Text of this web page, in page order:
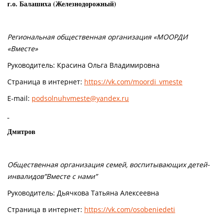
г.о. Балашиха (Железнодорожный)
Региональная общественная организация «МООРДИ
«Вместе»
Руководитель: Красина Ольга Владимировна
Страница в интернет: https://vk.com/moordi_vmeste
E-mail: podsolnuhvmeste@yandex.ru
Дмитров
Общественная организация семей, воспитывающих детей-
инвалидов”Вместе с нами”
Руководитель: Дьячкова Татьяна Алексеевна
Страница в интернет: https://vk.com/osobeniedeti